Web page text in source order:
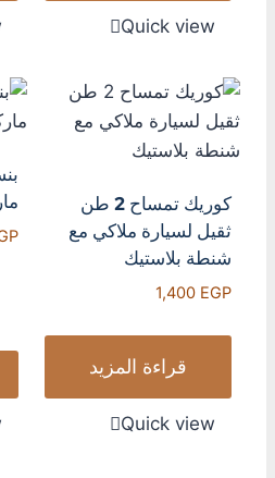
Quick view
كوريك تمساح 2 طن
ثقيل لسيارة ملاكي مع
شنطة بلاستيك
1,400 EGP
قراءة المزيد
Quick view